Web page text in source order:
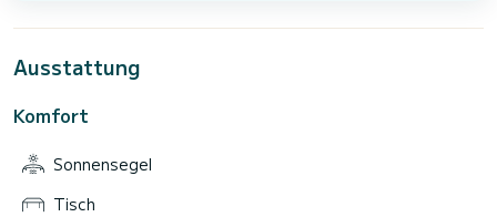
Ausstattung
Komfort
Sonnensegel
Tisch